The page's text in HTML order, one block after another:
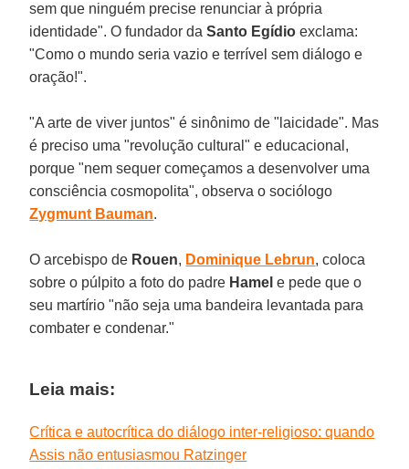
sem que ninguém precise renunciar à própria
identidade". O fundador daSanto Egídio exclama:
"Como o mundo seria vazio e terrível sem diálogo e
oração!".
"A arte de viver juntos" é sinônimo de "laicidade". Mas
é preciso uma "revolução cultural" e educacional,
porque "nem sequer começamos a desenvolver uma
consciência cosmopolita", observa o sociólogo
Zygmunt Bauman.
O arcebispo de Rouen, Dominique Lebrun, coloca
sobre o púlpito a foto do padre Hamel e pede que o
seu martírio "não seja uma bandeira levantada para
combater e condenar."
Leia mais:
Crítica e autocrítica do diálogo inter-religioso: quando
Assis não entusiasmou Ratzinger